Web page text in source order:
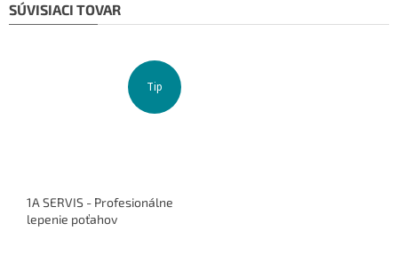
SÚVISIACI TOVAR
Tip
1A SERVIS - Profesionálne
lepenie poťahov